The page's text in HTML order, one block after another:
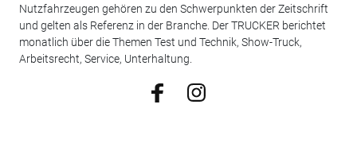
Nutzfahrzeugen gehören zu den Schwerpunkten der Zeitschrift
und gelten als Referenz in der Branche. Der TRUCKER berichtet
monatlich über die Themen Test und Technik, Show-Truck,
Arbeitsrecht, Service, Unterhaltung.